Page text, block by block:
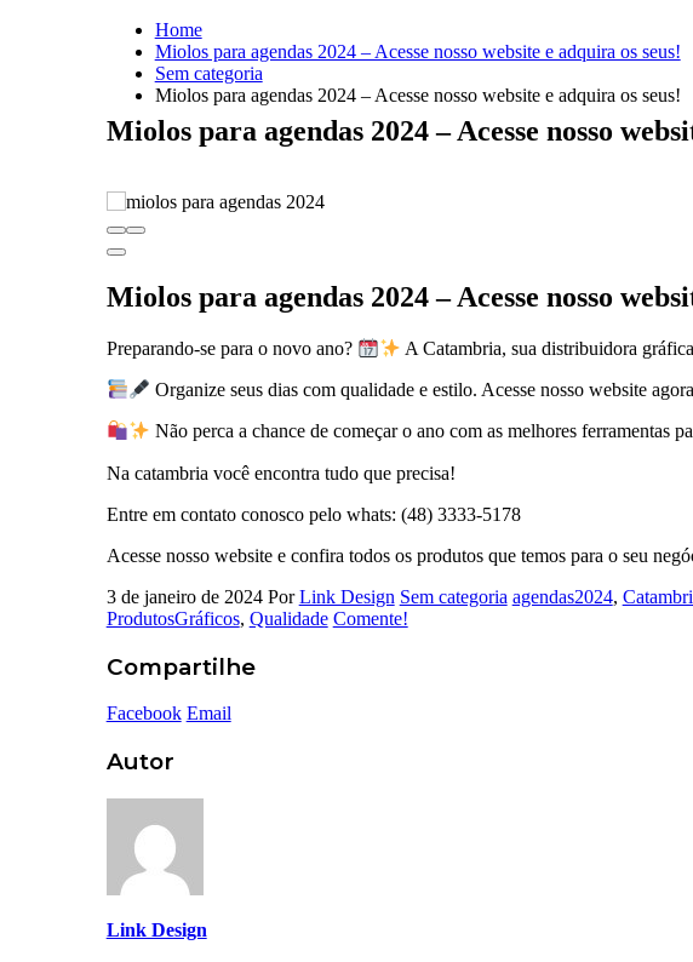
Home
Miolos para agendas 2024 – Acesse nosso website e adquira os seus!
Sem categoria
Miolos para agendas 2024 – Acesse nosso website e adquira os seus!
Miolos para agendas 2024 – Acesse nosso
Miolos para agendas 2024 – Acesse nosso
Preparando-se para o novo ano? A Catambria, sua distribuidora
Organize seus dias com qualidade e estilo. Acesse nosso website
Não perca a chance de começar o ano com as melhores ferramentas
Na catambria você encontra tudo que precisa!
Entre em contato conosco pelo whats: (48) 3333-5178
Acesse nosso website e confira todos os produtos que temos para o seu
3 de janeiro de 2024 Por Link Design Sem categoria agendas2024,
ProdutosGráficos, Qualidade Comente!
Compartilhe
Facebook Email
Autor
Link Design